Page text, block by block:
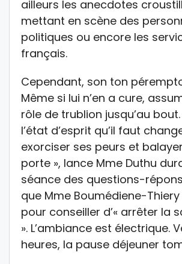
ailleurs les anecdotes
mettant en scène des
politiques ou encore les
français.
Cependant, son ton
Même si lui n’en a cure,
rôle de trublion jusqu’au bout.
l’état d’esprit qu’il faut
exorciser ses peurs et
porte », lance Mme Duthu
séance des questions-
que Mme Boumédiene-
pour conseiller d’« arrêter la
». L’ambiance est électrique.
heures, la pause déjeuner